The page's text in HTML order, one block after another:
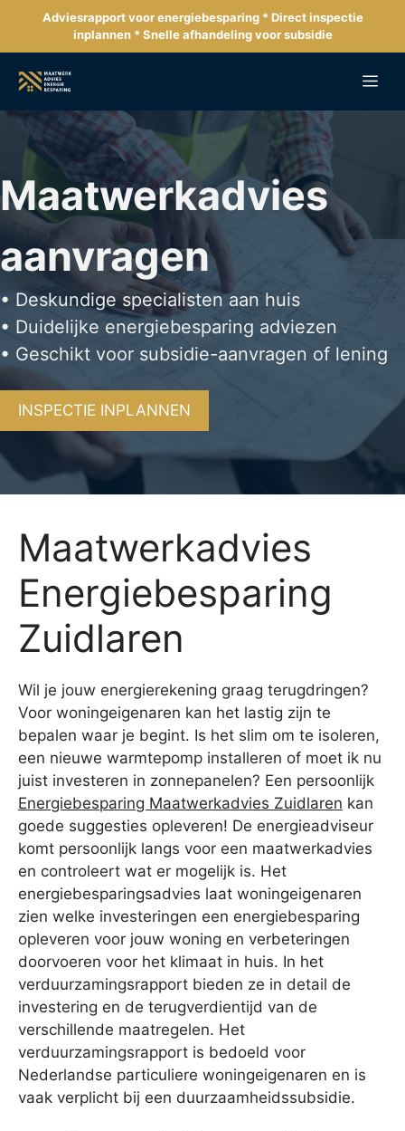
de
inhoud
Adviesrapport voor energiebesparing * Direct inspectie
inplannen * Snelle afhandeling voor subsidie
Maatwerkadvies
aanvragen
• Deskundige specialisten aan huis
• Duidelijke energiebesparing adviezen
• Geschikt voor subsidie-aanvragen of lening
INSPECTIE INPLANNEN
Maatwerkadvies
Energiebesparing
Zuidlaren
Wil je jouw energierekening graag terugdringen?
Voor woningeigenaren kan het lastig zijn te
bepalen waar je begint. Is het slim om te isoleren,
een nieuwe warmtepomp installeren of moet ik nu
juist investeren in zonnepanelen? Een persoonlijk
Energiebesparing Maatwerkadvies Zuidlaren kan
goede suggesties opleveren! De energieadviseur
komt persoonlijk langs voor een maatwerkadvies
en controleert wat er mogelijk is. Het
energiebesparingsadvies laat woningeigenaren
zien welke investeringen een energiebesparing
opleveren voor jouw woning en verbeteringen
doorvoeren voor het klimaat in huis. In het
verduurzamingsrapport bieden ze in detail de
investering en de terugverdientijd van de
verschillende maatregelen. Het
verduurzamingsrapport is bedoeld voor
Nederlandse particuliere woningeigenaren en is
vaak verplicht bij een duurzaamheidssubsidie.